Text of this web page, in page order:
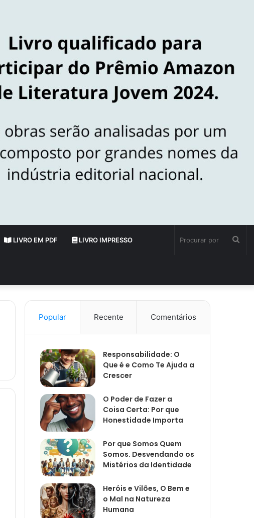
LIVRO EM PDF LIVRO IMPRESSO
Popular Recente Comentários
Responsabilidade: O
Que é e Como Te Ajuda a
Crescer
O Poder de Fazer a
Coisa Certa: Por que
Honestidade Importa
Por que Somos Quem
Somos. Desvendando os
Mistérios da Identidade
Heróis e Vilões, O Bem e
o Mal na Natureza
Humana